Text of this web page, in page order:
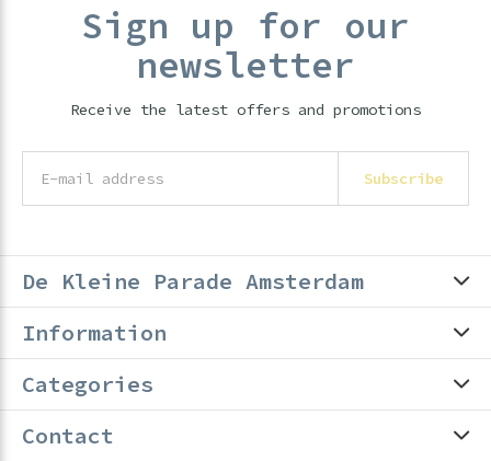
Sign up for our
newsletter
Receive the latest offers and promotions
Subscribe
De Kleine Parade Amsterdam
Information
Categories
Contact